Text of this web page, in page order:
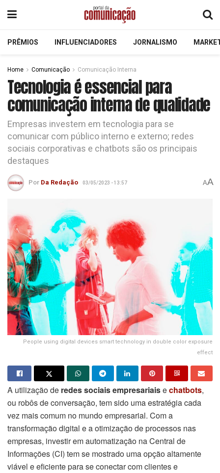
PRÊMIOS INFLUENCIADORES JORNALISMO
Home Comunicação Comunicação Interna
Tecnologia é essencial para
comunicação interna de qualidade
Empresas investem em tecnologia para se
comunicar com público interno e externo; redes
sociais corporativas e chatbots são os principais
destaques
Por Da Redação 03/05/2023 - 13:57 AA
People using digital devices smart technology in double color exposure
effect
A utilização de redes sociais empresariaisechatbots,
ou robôs de conversação, tem sido uma estratégia cada
vez mais comum no mundo empresarial. Com a
transformação digital e a otimização de processos nas
empresas, investir em automatização na Central de
Informações (CI) tem se mostrado uma opção altamente
viável e eficiente para se conectar com clientes e